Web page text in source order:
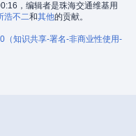
，编辑者是珠海交通维基用
浩不二和其他的贡献。
（知识共享-署名-非商业性使用-